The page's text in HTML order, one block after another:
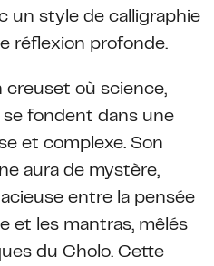
un style de calligraphie
réflexion profonde.
creuset où science,
fondent dans une
et complexe. Son
aura de mystère,
entre la pensée
et les mantras, mêlés
du Cholo. Cette